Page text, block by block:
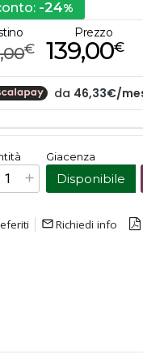
-24%
€
Prezzo
€
139,00
Prezzo finale:€139,00
Giacenza
Disponibile
mail_outline Richiedi info